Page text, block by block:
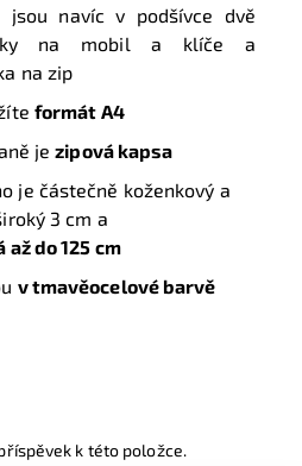
jsou navíc v podšívce dvě
na mobil a klíče a
na zip
formát A4
jezipová kapsa
je částečně koženkový a
3 cm a
do 125 cm
v tmavěocelové barvě
k této položce.